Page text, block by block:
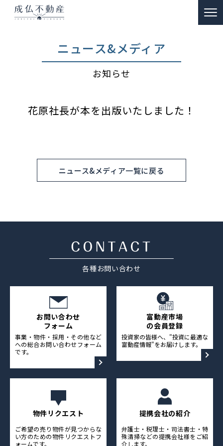
ニュース&メディア
お知らせ
花原社長が本を出版いたしました！
ニュース&メディア一覧に戻る
各種お問い合わせ
お問い合わせ
フォーム
事業・物件・採用・その他など
への総合お問い合わせフォーム
です。
富動産市場
の会員登録
投資家の皆様へ、"投資に最適な
富動産情報"をお届けします。
物件リクエスト
ご希望の売り物件が見つからな
い方のための物件リクエストフ
ォームです。
提携会社の紹介
弁護士・税理士・司法書士・特
殊清掃などの提携会社様をご紹
介します。
事故物件のお悩み解決
ー ご供養
リノベーション物件事例
ニュース&メディア
運営会社
プライバシーポリシー